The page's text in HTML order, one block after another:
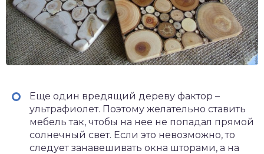
Еще один вредящий дереву фактор –
ультрафиолет. Поэтому желательно ставить
мебель так, чтобы на нее не попадал прямой
солнечный свет. Если это невозможно, то
следует занавешивать окна шторами, а на